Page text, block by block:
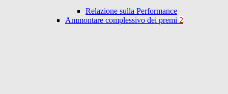
Relazione sulla Performance
Ammontare complessivo dei premi 2